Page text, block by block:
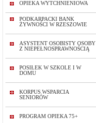
OPIEKA WYTCHNIENIOWA
PODKARPACKI BANK
ŻYWNOŚCI W RZESZOWIE
ASYSTENT OSOBISTY OSOBY
Z NIEPEŁNOSPRAWNOŚCIĄ
POSIŁEK W SZKOLE I W
DOMU
KORPUS WSPARCIA
SENIORÓW
PROGRAM OPIEKA 75+